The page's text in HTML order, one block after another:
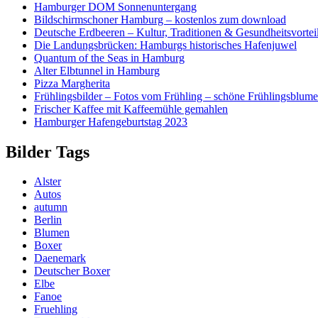
Hamburger DOM Sonnenuntergang
Bildschirmschoner Hamburg – kostenlos zum download
Deutsche Erdbeeren – Kultur, Traditionen &
Die Landungsbrücken: Hamburgs historisches Hafenjuwel
Quantum of the Seas in Hamburg
Alter Elbtunnel in Hamburg
Pizza Margherita
Frühlingsbilder – Fotos vom Frühling – schöne
Frischer Kaffee mit Kaffeemühle gemahlen
Hamburger Hafengeburtstag 2023
Bilder Tags
Alster
Autos
autumn
Berlin
Blumen
Boxer
Daenemark
Deutscher Boxer
Elbe
Fanoe
Fruehling